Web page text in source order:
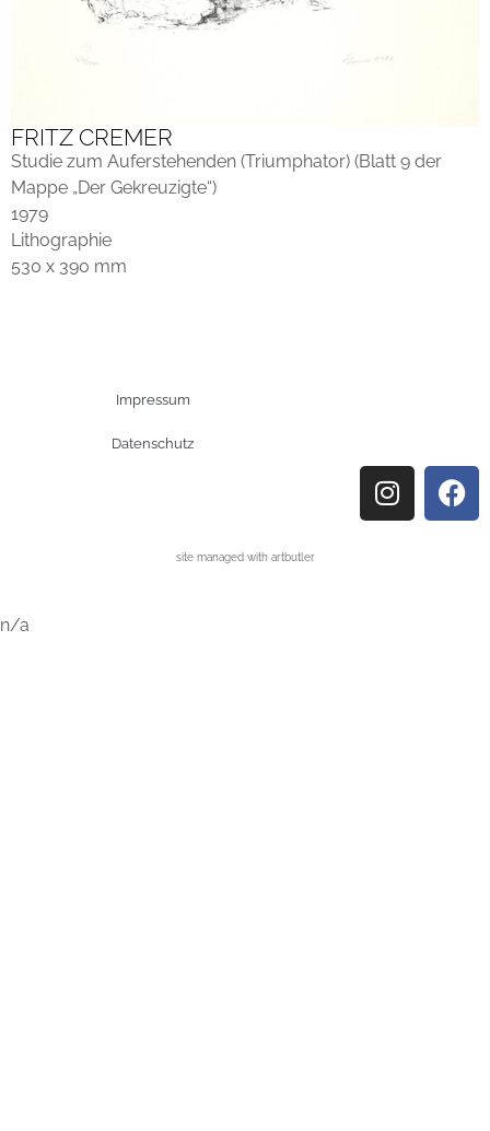
FRITZ CREMER
Studie zum Auferstehenden (Triumphator) (Blatt 9 der
Mappe „Der Gekreuzigte“)
1979
Lithographie
530 x 390 mm
Impressum
Datenschutz
site managed with artbutler
n/a